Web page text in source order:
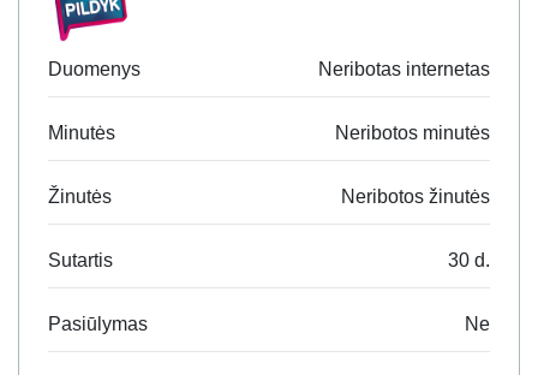
Duomenys Neribotas internetas
Minutės Neribotos minutės
Žinutės Neribotos žinutės
Sutartis 30 d.
Pasiūlymas Ne